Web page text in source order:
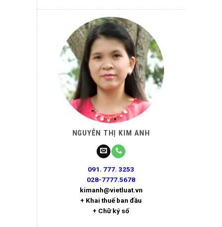
NGUYỄN THỊ KIM ANH
091. 777. 3253
028-7777.5678
kimanh@vietluat.vn
+ Khai thuế ban đầu
+ Chữ ký số